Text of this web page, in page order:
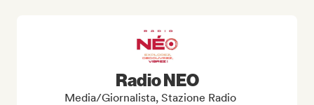
Radio NEO
Media/Giornalista, Stazione Radio